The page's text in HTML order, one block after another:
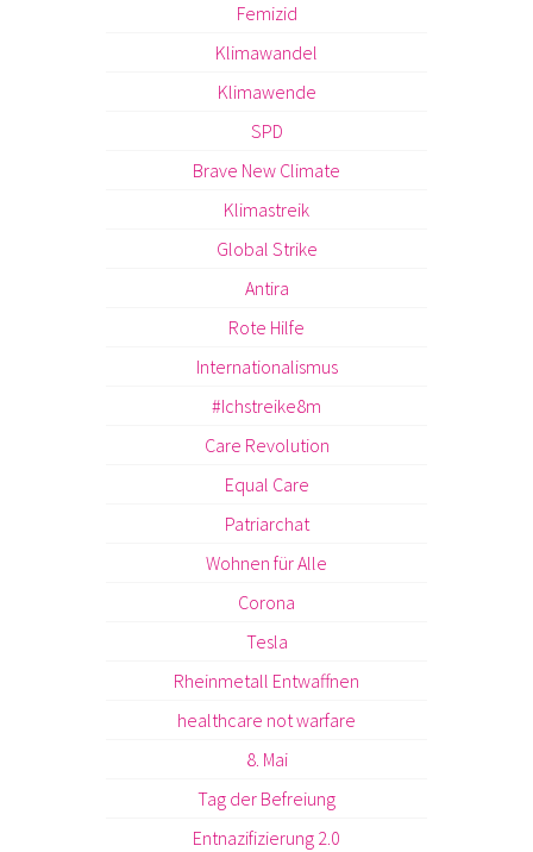
Femizid
Klimawandel
Klimawende
SPD
Brave New Climate
Klimastreik
Global Strike
Antira
Rote Hilfe
Internationalismus
#Ichstreike8m
Care Revolution
Equal Care
Patriarchat
Wohnen für Alle
Corona
Tesla
Rheinmetall Entwaffnen
healthcare not warfare
8. Mai
Tag der Befreiung
Entnazifizierung 2.0